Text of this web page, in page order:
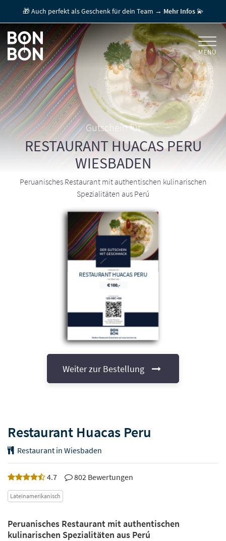
GUTSCHEIN EINLÖSEN
+
FÜR FIRMEN/ MITARBEITERGESCHENK
+
GESCHENKGUTSCHEINE
FÜR GASTRONOMEN
🎁 Auch perfekt als Geschenk für dein Team → Mehr Infos💫
MENÜ
Peruanisches Restaurant mit authentischen kulinarischen
Spezialitäten aus Perú
Gutschein für
RESTAURANT HUACAS PERU
WIESBADEN
RESTAURANT HUACAS PERU
Weiter zur Bestellung
Restaurant Huacas Peru
Restaurant in Wiesbaden
4.7 802 Bewertungen
Lateinamerikanisch
Peruanisches Restaurant mit authentischen
kulinarischen Spezialitäten aus Perú